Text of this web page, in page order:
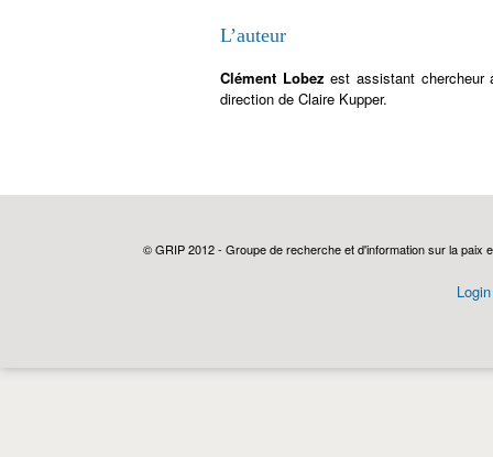
L’auteur
Clément Lobezest assistant
direction de Claire Kupper.
© GRIP 2012 - Groupe de recherche et d'information sur la paix
Login